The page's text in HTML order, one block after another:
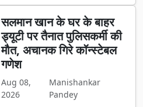
सलमान खान के घर के बाहर
ड्यूटी पर तैनात पुलिसकर्मी की
मौत, अचानक गिरे कॉन्स्टेबल
गणेश
Aug 08,
2026
Manishankar
Pandey